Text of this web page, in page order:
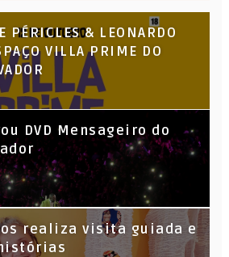
PÉRICLES & LEONARDO
VILLA PRIME DO
DVD Mensageiro do
MC’s), DJ Raíz e DJ
na BIGSHAKE 14
realiza visita guiada e